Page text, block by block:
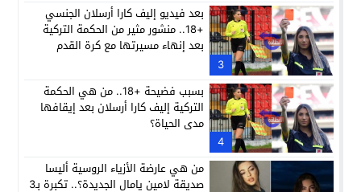
3
بعد فيديو إليف كارا أرسلان الجنسي
+18.. منشور مثير من الحكمة التركية
بعد إنهاء مسيرتها مع كرة القدم
4
بسبب فضيحة +18.. من هي الحكمة
التركية إليف كارا أرسلان بعد إيقافها
مدى الحياة؟
من هي عارضة الأزياء الروسية أليسا
صديقة لامين يامال الجديدة؟.. تكبرة بـ3